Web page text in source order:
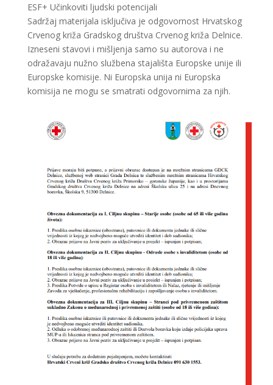
ESF+ Učinkoviti ljudski potencijali
Sadržaj materijala isključiva je odgovornost Hrvatskog
Crvenog križa Gradskog društva Crvenog križa Delnice.
Izneseni stavovi i mišljenja samo su autorova i ne
odražavaju nužno službena stajališta Europske unije ili
Europske komisije. Ni Europska unija ni Europska
komisija ne mogu se smatrati odgovornima za njih.